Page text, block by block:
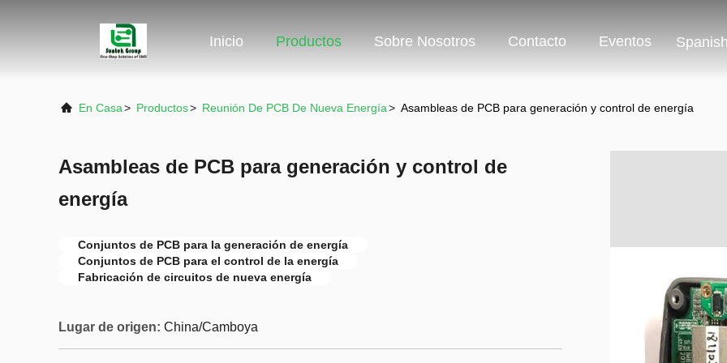
Inicio Productos Sobre Nosotros Contacto Eventos
En Casa> Productos> Reunión De PCB De Nueva Energía> Asambleas de PCB para generación y control de energía
Asambleas de PCB para generación y control de
energía
Conjuntos de PCB para la generación de energía
Conjuntos de PCB para el control de la energía
Fabricación de circuitos de nueva energía
Lugar de origen: China/Camboya